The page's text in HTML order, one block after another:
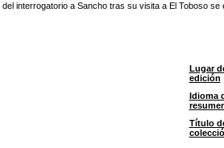
del interrogatorio a Sancho tras su visita a El Toboso se
Lugar
edición
Idioma
Título